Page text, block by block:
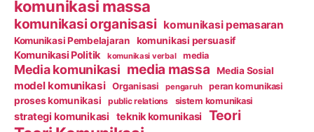
komunikasi massa
komunikasi organisasi komunikasi pemasaran
Komunikasi Pembelajaran komunikasi persuasif
Komunikasi Politik komunikasi verbal media
Media komunikasi media massa Media Sosial
model komunikasi Organisasi pengaruh peran komunikasi
proses komunikasi public relations sistem komunikasi
strategi komunikasi teknik komunikasi Teori